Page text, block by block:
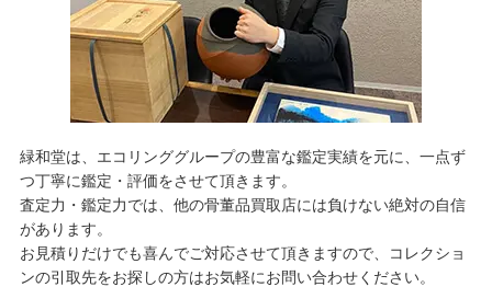
緑和堂は、エコリンググループの豊富な鑑定実績を元に、一点ず
つ丁寧に鑑定・評価をさせて頂きます。
査定力・鑑定力では、他の骨董品買取店には負けない絶対の自信
があります。
お見積りだけでも喜んでご対応させて頂きますので、コレクショ
ンの引取先をお探しの方はお気軽にお問い合わせください。